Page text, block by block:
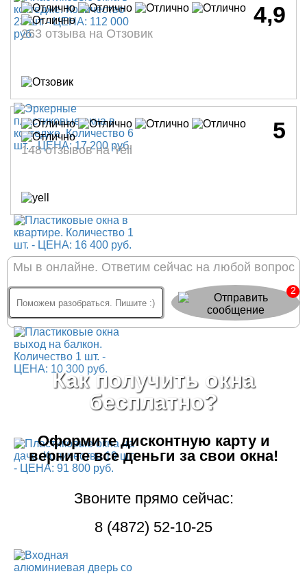
4,9
263 отзыва на Отзовик
5
148 отзывов на Yell
Мы в онлайне. Ответим сейчас на любой вопрос
2
Как получить окна
бесплатно?
Оформите дисконтную картуи
верните все деньги за свои окна!
Звоните прямо сейчас:
8 (4872) 52-10-25